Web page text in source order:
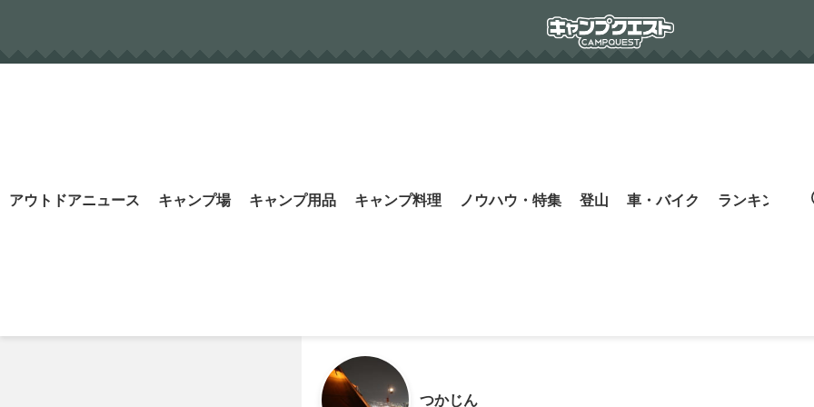
アウトドアニュース キャンプ場 キャンプ用品 キャンプ料理 ノウハウ・特集 登山 車・バイク ランキング
Search
つかじん